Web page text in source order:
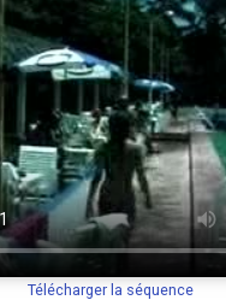
Télécharger la séquence